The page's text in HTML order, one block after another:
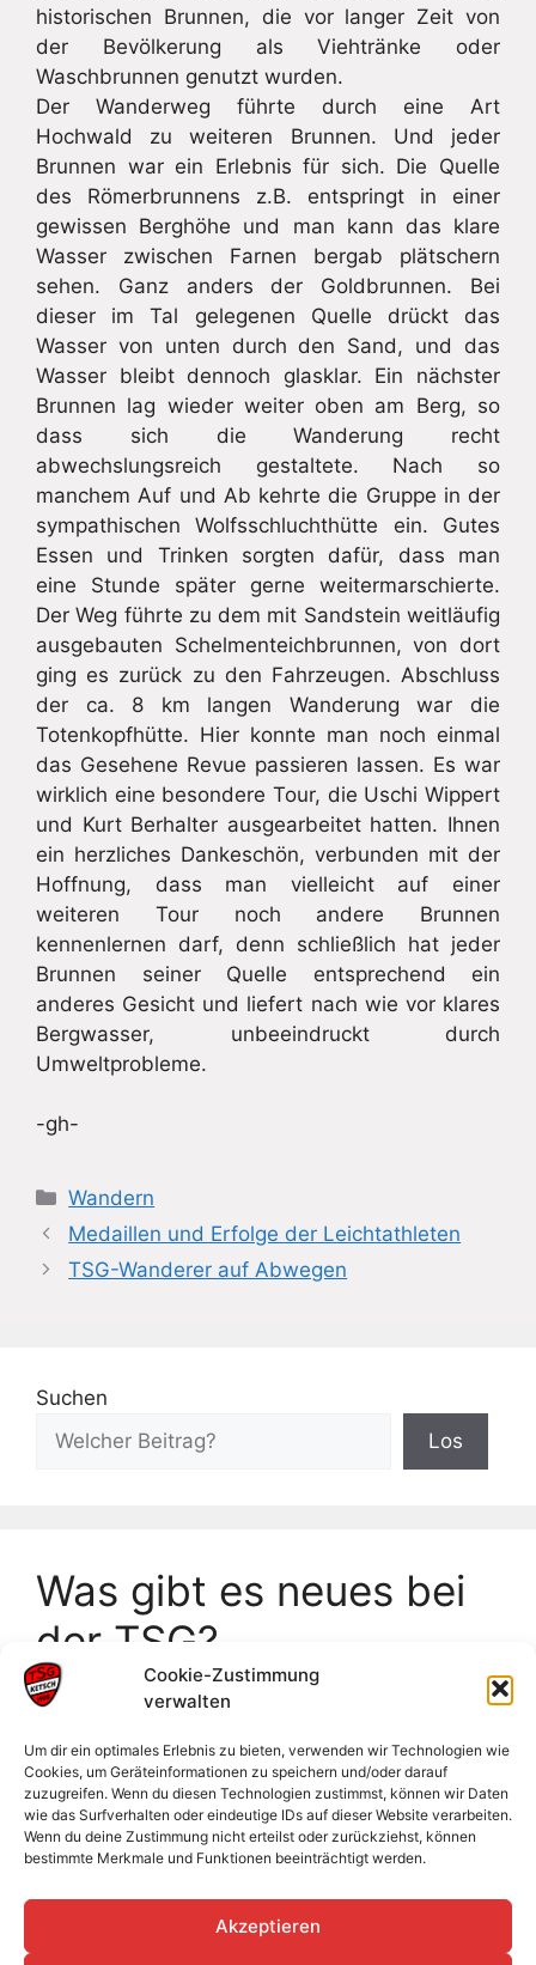
Cookie-Zustimmung
verwalten
Um dir ein optimales Erlebnis zu bieten, verwenden wir Technologien wie
Cookies, um Geräteinformationen zu speichern und/oder darauf
zuzugreifen. Wenn du diesen Technologien zustimmst, können wir Daten
wie das Surfverhalten oder eindeutige IDs auf dieser Website verarbeiten.
Wenn du deine Zustimmung nicht erteilst oder zurückziehst, können
bestimmte Merkmale und Funktionen beeinträchtigt werden.
Akzeptieren
historischen Brunnen, die vor langer Zeit von
der Bevölkerung als Viehtränke oder
Waschbrunnen genutzt wurden.
Der Wanderweg führte durch eine Art
Hochwald zu weiteren Brunnen. Und jeder
Brunnen war ein Erlebnis für sich. Die Quelle
des Römerbrunnens z.B. entspringt in einer
gewissen Berghöhe und man kann das klare
Wasser zwischen Farnen bergab plätschern
sehen. Ganz anders der Goldbrunnen. Bei
dieser im Tal gelegenen Quelle drückt das
Wasser von unten durch den Sand, und das
Wasser bleibt dennoch glasklar. Ein nächster
Brunnen lag wieder weiter oben am Berg, so
dass sich die Wanderung recht
abwechslungsreich gestaltete. Nach so
manchem Auf und Ab kehrte die Gruppe in der
sympathischen Wolfsschluchthütte ein. Gutes
Essen und Trinken sorgten dafür, dass man
eine Stunde später gerne weitermarschierte.
Der Weg führte zu dem mit Sandstein weitläufig
ausgebauten Schelmenteichbrunnen, von dort
ging es zurück zu den Fahrzeugen. Abschluss
der ca. 8 km langen Wanderung war die
Totenkopfhütte. Hier konnte man noch einmal
das Gesehene Revue passieren lassen. Es war
wirklich eine besondere Tour, die Uschi Wippert
und Kurt Berhalter ausgearbeitet hatten. Ihnen
ein herzliches Dankeschön, verbunden mit der
Hoffnung, dass man vielleicht auf einer
weiteren Tour noch andere Brunnen
kennenlernen darf, denn schließlich hat jeder
Brunnen seiner Quelle entsprechend ein
anderes Gesicht und liefert nach wie vor klares
Bergwasser, unbeeindruckt durch
Umweltprobleme.
-gh-
Kategorien
Wandern
Medaillen und Erfolge der Leichtathleten
TSG-Wanderer auf Abwegen
Suchen
Los
Was gibt es neues bei
der TSG?
Frankeneinzelmeisterschaften Neckarsulm
Badische Meisterschaften U18
Männliche Jugend sammelt wertvolle
Erfahrungen im Sand
Jahreshauptversammlung 2026
Abendsportfest auf dem Mittelberg-Bühlertal